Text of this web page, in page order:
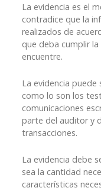
La evidencia es el
contradice que la
realizados de
que deba cumplir
encuentre.
La evidencia
como lo son los
comunicaciones
parte del auditor y
transacciones.
La evidencia debe
sea la cantidad
características